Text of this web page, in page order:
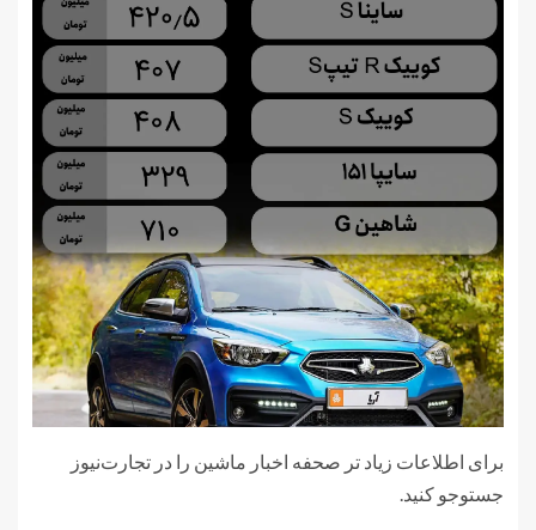
برای اطلاعات زیاد تر صحفه اخبار ماشین را در تجارت‌نیوز
جستوجو کنید.